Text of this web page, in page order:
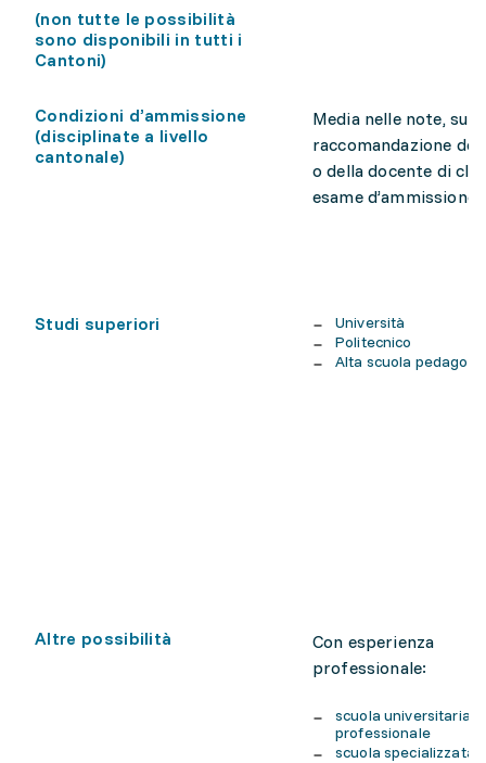
(non tutte le possibilità
sono disponibili in tutti i
Cantoni)
Condizioni d’ammissione
(disciplinate a livello
cantonale)
Media nelle note, su
raccomandazione del
o della docente di
esame d’ammissione
Studi superiori
Università
Politecnico
Alta scuola
Altre possibilità
Con esperienza
professionale:
scuola universitaria
professionale
scuola specializzata